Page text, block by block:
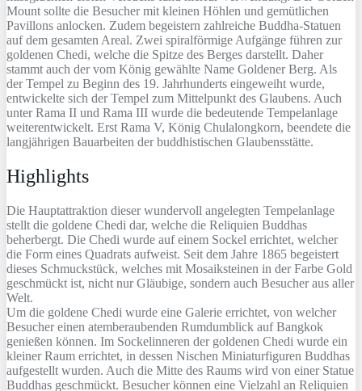
Mount sollte die Besucher mit kleinen Höhlen und gemütlichen
Pavillons anlocken. Zudem begeistern zahlreiche Buddha-Statuen
auf dem gesamten Areal. Zwei spiralförmige Aufgänge führen zur
goldenen Chedi, welche die Spitze des Berges darstellt. Daher
stammt auch der vom König gewählte Name Goldener Berg. Als
der Tempel zu Beginn des 19. Jahrhunderts eingeweiht wurde,
entwickelte sich der Tempel zum Mittelpunkt des Glaubens. Auch
unter Rama II und Rama III wurde die bedeutende Tempelanlage
weiterentwickelt. Erst Rama V, König Chulalongkorn, beendete die
langjährigen Bauarbeiten der buddhistischen Glaubensstätte.
Highlights
Die Hauptattraktion dieser wundervoll angelegten Tempelanlage
stellt die goldene Chedi dar, welche die Reliquien Buddhas
beherbergt. Die Chedi wurde auf einem Sockel errichtet, welcher
die Form eines Quadrats aufweist. Seit dem Jahre 1865 begeistert
dieses Schmuckstück, welches mit Mosaiksteinen in der Farbe Gold
geschmückt ist, nicht nur Gläubige, sondern auch Besucher aus aller
Welt.
Um die goldene Chedi wurde eine Galerie errichtet, von welcher
Besucher einen atemberaubenden Rumdumblick auf Bangkok
genießen können. Im Sockelinneren der goldenen Chedi wurde ein
kleiner Raum errichtet, in dessen Nischen Miniaturfiguren Buddhas
aufgestellt wurden. Auch die Mitte des Raums wird von einer Statue
Buddhas geschmückt. Besucher können eine Vielzahl an Reliquien